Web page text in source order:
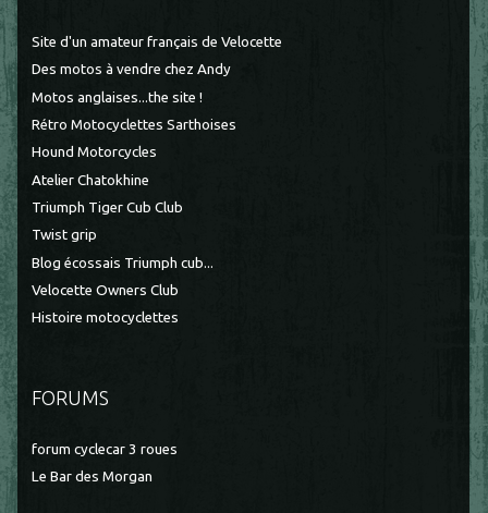
Site d'un amateur français de Velocette
Des motos à vendre chez Andy
Motos anglaises...the site !
Rétro Motocyclettes Sarthoises
Hound Motorcycles
Atelier Chatokhine
Triumph Tiger Cub Club
Twist grip
Blog écossais Triumph cub...
Velocette Owners Club
Histoire motocyclettes
FORUMS
forum cyclecar 3 roues
Le Bar des Morgan